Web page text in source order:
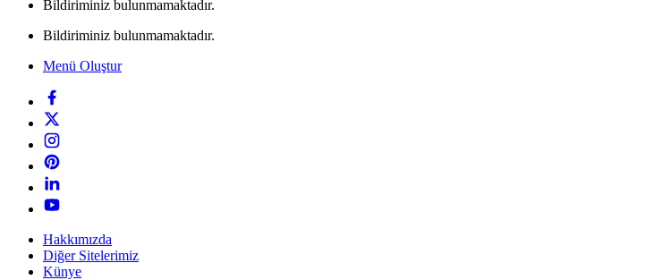
Bildiriminiz bulunmamaktadır.
Bildiriminiz bulunmamaktadır.
Menü Oluştur
Hakkımızda
Diğer Sitelerimiz
Künye